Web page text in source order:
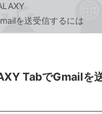
を送受信するには
TabでGmailを